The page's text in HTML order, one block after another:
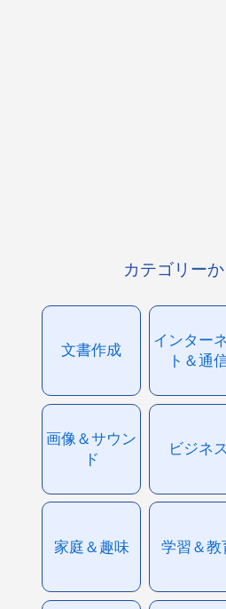
カテゴリー
文書作成
インター
ト＆通
画像＆サウン
ド
ビジネス
家庭＆趣味 学習＆教